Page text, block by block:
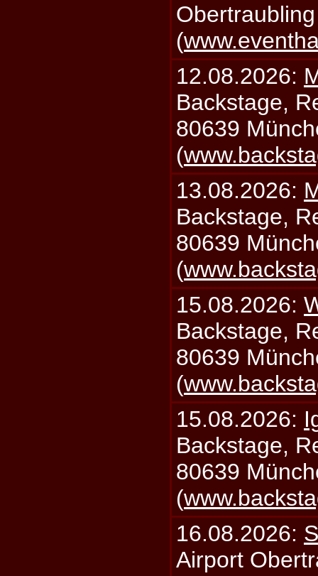
(
12.08.2026:
Backstage,
80639
(
13.08.2026:
Backstage,
80639
(
15.08.2026:
Backstage,
80639
(
15.08.2026:
Backstage,
80639
(
16.08.2026:
Airport